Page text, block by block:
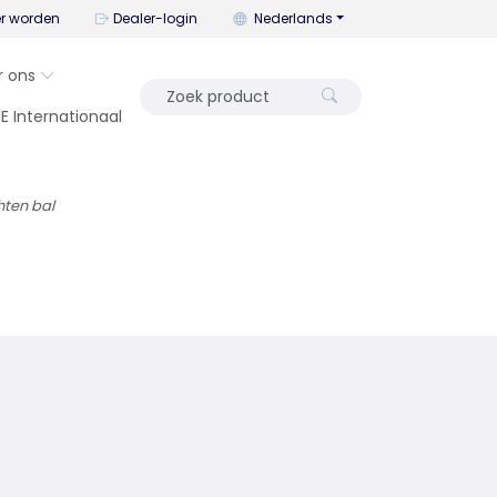
worden Dealer-login U kunt de taal wijzigen met dit
Nederlands
ons
Internationaal
bal